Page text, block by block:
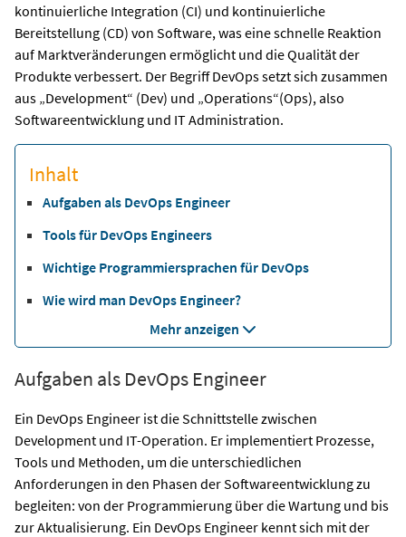
kontinuierliche Integration (CI) und kontinuierliche
Bereitstellung (CD) von Software, was eine schnelle Reaktion
auf Marktveränderungen ermöglicht und die Qualität der
Produkte verbessert. Der Begriff DevOps setzt sich zusammen
aus „Development“ (Dev) und „Operations“(Ops), also
Softwareentwicklung und IT Administration.
Inhalt
Aufgaben als DevOps Engineer
Tools für DevOps Engineers
Wichtige Programmiersprachen für DevOps
Wie wird man DevOps Engineer?
Mehr anzeigen
Aufgaben als DevOps Engineer
Ein DevOps Engineer ist die Schnittstelle zwischen
Development und IT-Operation. Er implementiert Prozesse,
Tools und Methoden, um die unterschiedlichen
Anforderungen in den Phasen der Softwareentwicklung zu
begleiten: von der Programmierung über die Wartung und bis
zur Aktualisierung. Ein DevOps Engineer kennt sich mit der